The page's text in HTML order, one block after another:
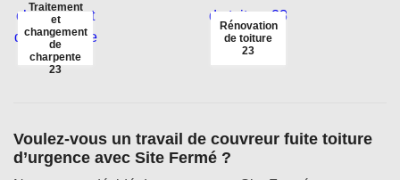
Traitement
et
changement
de
charpente
23
Rénovation
de toiture
23
Voulez-vous un travail de couvreur fuite toiture
d’urgence avec Site Fermé ?